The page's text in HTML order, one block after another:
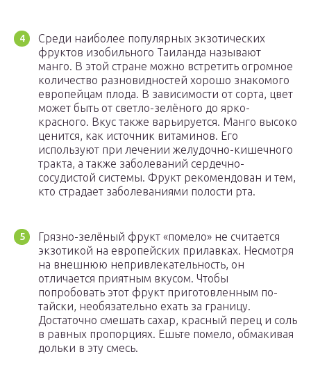
Среди наиболее популярных экзотических
фруктов изобильного Таиланда называют
манго. В этой стране можно встретить огромное
количество разновидностей хорошо знакомого
европейцам плода. В зависимости от сорта, цвет
может быть от светло-зелёного до ярко-
красного. Вкус также варьируется. Манго высоко
ценится, как источник витаминов. Его
используют при лечении желудочно-кишечного
тракта, а также заболеваний сердечно-
сосудистой системы. Фрукт рекомендован и тем,
кто страдает заболеваниями полости рта.
Грязно-зелёный фрукт «помело» не считается
экзотикой на европейских прилавках. Несмотря
на внешнюю непривлекательность, он
отличается приятным вкусом. Чтобы
попробовать этот фрукт приготовленным по-
тайски, необязательно ехать за границу.
Достаточно смешать сахар, красный перец и соль
в равных пропорциях. Ешьте помело, обмакивая
дольки в эту смесь.